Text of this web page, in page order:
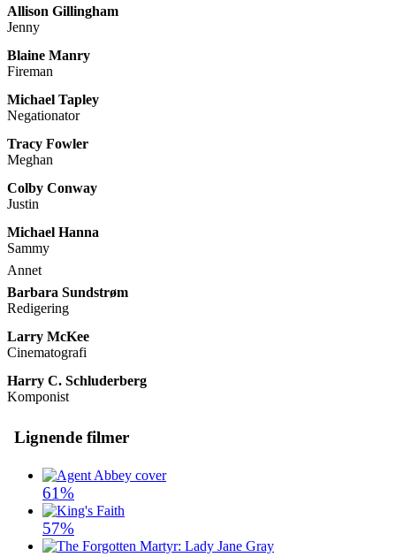
Allison Gillingham
Jenny
Blaine Manry
Fireman
Michael Tapley
Negationator
Tracy Fowler
Meghan
Colby Conway
Justin
Michael Hanna
Sammy
Annet
Barbara Sundstrøm
Redigering
Larry McKee
Cinematografi
Harry C. Schluderberg
Komponist
Lignende filmer
61%
57%